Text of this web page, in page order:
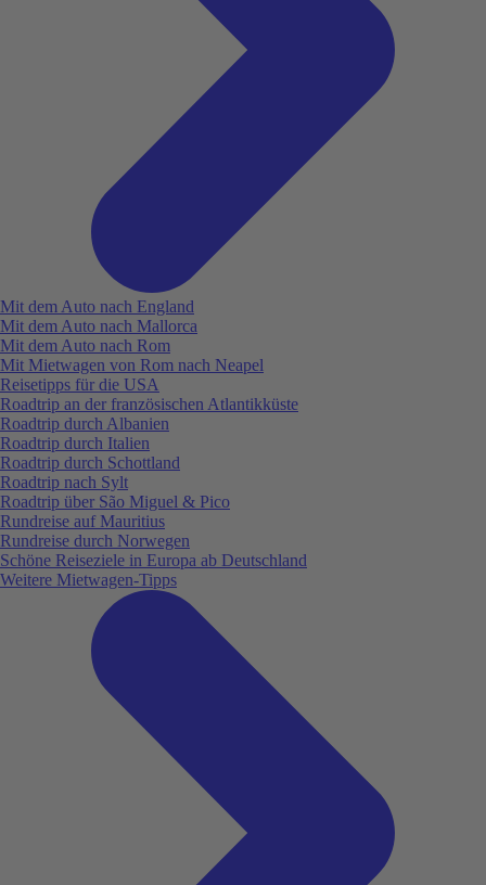
Mit dem Auto nach England
Mit dem Auto nach Mallorca
Mit dem Auto nach Rom
Mit Mietwagen von Rom nach Neapel
Reisetipps für die USA
Roadtrip an der französischen Atlantikküste
Roadtrip durch Albanien
Roadtrip durch Italien
Roadtrip durch Schottland
Roadtrip nach Sylt
Roadtrip über São Miguel & Pico
Rundreise auf Mauritius
Rundreise durch Norwegen
Schöne Reiseziele in Europa ab Deutschland
Weitere Mietwagen-Tipps